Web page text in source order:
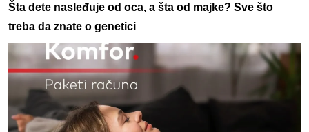
Šta dete nasleđuje od oca, a šta od majke? Sve što
treba da znate o genetici